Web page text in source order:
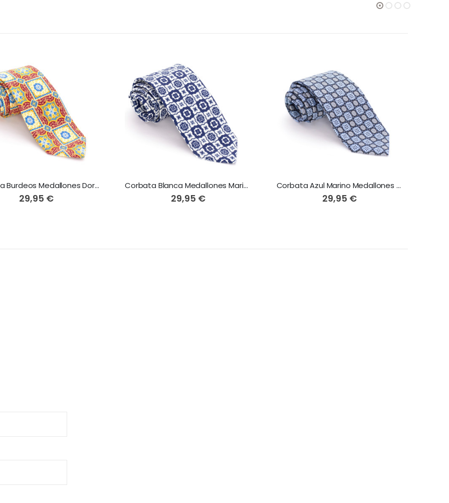
Corbata Burdeos Medallones Dorados
29,95 €
Corbata Blanca Medallones Marino y Celeste
29,95 €
Corbata Azul Marino Medallones Celestes y Marino
29,95 €